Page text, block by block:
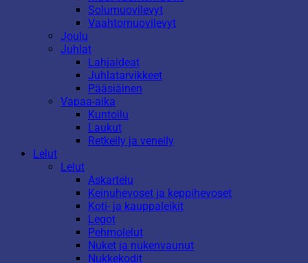
Solumuovilevyt
Vaahtomuovilevyt
Joulu
Juhlat
Lahjaideat
Juhlatarvikkeet
Pääsiäinen
Vapaa-aika
Kuntoilu
Laukut
Retkeily ja veneily
Lelut
Lelut
Askartelu
Keinuhevoset ja keppihevoset
Koti- ja kauppaleikit
Legot
Pehmolelut
Nuket ja nukenvaunut
Nukkekodit